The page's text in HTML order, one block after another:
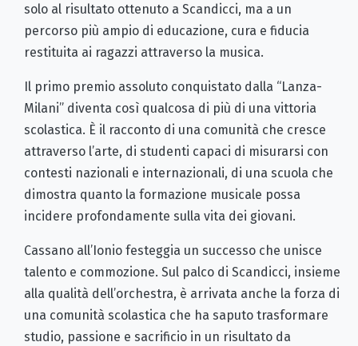
solo al risultato ottenuto a Scandicci, ma a un
percorso più ampio di educazione, cura e fiducia
restituita ai ragazzi attraverso la musica.
Il primo premio assoluto conquistato dalla “Lanza-
Milani” diventa così qualcosa di più di una vittoria
scolastica. È il racconto di una comunità che cresce
attraverso l’arte, di studenti capaci di misurarsi con
contesti nazionali e internazionali, di una scuola che
dimostra quanto la formazione musicale possa
incidere profondamente sulla vita dei giovani.
Cassano all’Ionio festeggia un successo che unisce
talento e commozione. Sul palco di Scandicci, insieme
alla qualità dell’orchestra, è arrivata anche la forza di
una comunità scolastica che ha saputo trasformare
studio, passione e sacrificio in un risultato da